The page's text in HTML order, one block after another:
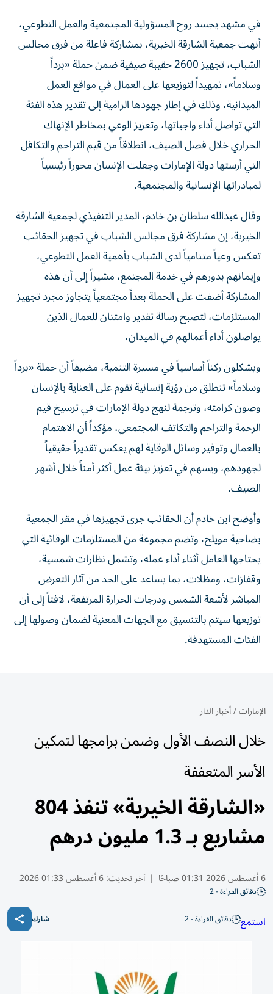
في مشهد يجسد روح المسؤولية المجتمعية والعمل التطوعي،
أنهت جمعية الشارقة الخيرية، بمشاركة فاعلة من فرق مجالس
الشباب، تجهيز 2600 حقيبة صيفية ضمن حملة «برداً
وسلاماً»، تمهيداً لتوزيعها على العمال في مواقع العمل
الميدانية، وذلك في إطار جهودها الرامية إلى تقدير هذه الفئة
التي تواصل أداء واجباتها، وتعزيز الوعي بمخاطر الإنهاك
الحراري خلال فصل الصيف، انطلاقاً من قيم التراحم والتكافل
التي أرستها دولة الإمارات وجعلت الإنسان محوراً رئيسياً
لمبادراتها الإنسانية والمجتمعية.
وقال عبدالله سلطان بن خادم، المدير التنفيذي لجمعية الشارقة
الخيرية، إن مشاركة فرق مجالس الشباب في تجهيز الحقائب
تعكس وعياً متنامياً لدى الشباب بأهمية العمل التطوعي،
وإيمانهم بدورهم في خدمة المجتمع، مشيراً إلى أن هذه
المشاركة أضفت على الحملة بعداً مجتمعياً يتجاوز مجرد تجهيز
المستلزمات، لتصبح رسالة تقدير وامتنان للعمال الذين
يواصلون أداء أعمالهم في الميدان،
ويشكلون ركناً أساسياً في مسيرة التنمية، مضيفاً أن حملة «برداً
وسلاماً» تنطلق من رؤية إنسانية تقوم على العناية بالإنسان
وصون كرامته، وترجمة لنهج دولة الإمارات في ترسيخ قيم
الرحمة والتراحم والتكاتف المجتمعي، مؤكداً أن الاهتمام
بالعمال وتوفير وسائل الوقاية لهم يعكس تقديراً حقيقياً
لجهودهم، ويسهم في تعزيز بيئة عمل أكثر أمناً خلال أشهر
الصيف.
وأوضح ابن خادم أن الحقائب جرى تجهيزها في مقر الجمعية
بضاحية مويلح، وتضم مجموعة من المستلزمات الوقائية التي
يحتاجها العامل أثناء أداء عمله، وتشمل نظارات شمسية،
وقفازات، ومظلات، بما يساعد على الحد من آثار التعرض
المباشر لأشعة الشمس ودرجات الحرارة المرتفعة، لافتاً إلى أن
توزيعها سيتم بالتنسيق مع الجهات المعنية لضمان وصولها إلى
الفئات المستهدفة.
الإمارات/أخبار الدار
خلال النصف الأول وضمن برامجها لتمكين
الأسر المتعففة
«الشارقة الخيرية» تنفذ 804
مشاريع بـ 1.3 مليون درهم
6 أغسطس 2026 01:31 صباحًا | آخر تحديث:6 أغسطس 01:33 2026
دقائق القراءة - 2
استمع دقائق القراءة - 2 شارك